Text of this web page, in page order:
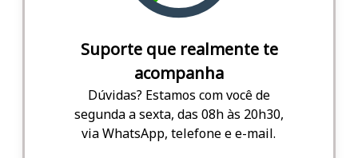
Suporte que realmente te
acompanha
Dúvidas? Estamos com você de
segunda a sexta, das 08h às 20h30,
via WhatsApp, telefone e e-mail.